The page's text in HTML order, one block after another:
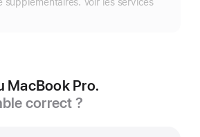
MacBook Pro.
correct ?